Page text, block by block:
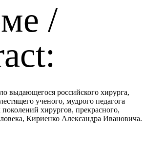
/
выдающегося российского хирурга,
ученого, мудрого педагога
хирургов, прекрасного,
Кириенко Александра Ивановича.